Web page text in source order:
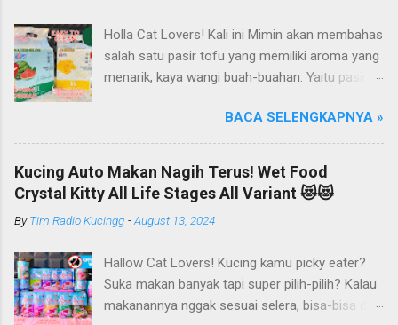
Holla Cat Lovers! Kali ini Mimin akan membahas
salah satu pasir tofu yang memiliki aroma yang
menarik, kaya wangi buah-buahan. Yaitu pasir
Haipet merupakan salah satu merk produk
kucing yang diproduksi oleh PT. Arthacat Tirta
Surya, Indonesia. Perusahaan ini bergerak di
bidang produk perlengkapan kucing, seperti Cat
Tree Furniture, Cat Accessories, Cat Food, Cat
Litter, Cat Sandbox/Cat Litter, dan lain-lain.
dahulu dari PT. Arthacat Tirta Surya ini, ada
Arthacat Cat Litter, Sandbox/Cat Litter, Cat
Tree, Snack, Pet Bowl, Stratcher, dan masih
BACA SELENGKAPNYA »
Kucing Auto Makan Nagih Terus! Wet Food
Crystal Kitty All Life Stages All Variant 😻😻
ByTim Radio Kucingg -August 13, 2024
Hallow Cat Lovers! Kucing kamu picky eater?
Suka makan banyak tapi super pilih-pilih? Kalau
makanannya nggak sesuai selera, bisa-bisa dia